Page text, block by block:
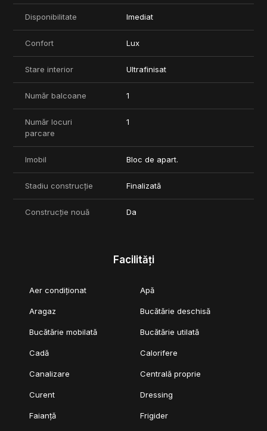
Disponibilitate Imediat
Confort Lux
Stare interior Ultrafinisat
Număr balcoane 1
Număr locuri
parcare
1
Imobil Bloc de apart.
Stadiu construcție Finalizată
Construcție nouă Da
Facilități
Aer condiționat Apă
Aragaz Bucătărie deschisă
Bucătărie mobilată Bucătărie utilată
Cadă Calorifere
Canalizare Centrală proprie
Curent Dressing
Faianță Frigider